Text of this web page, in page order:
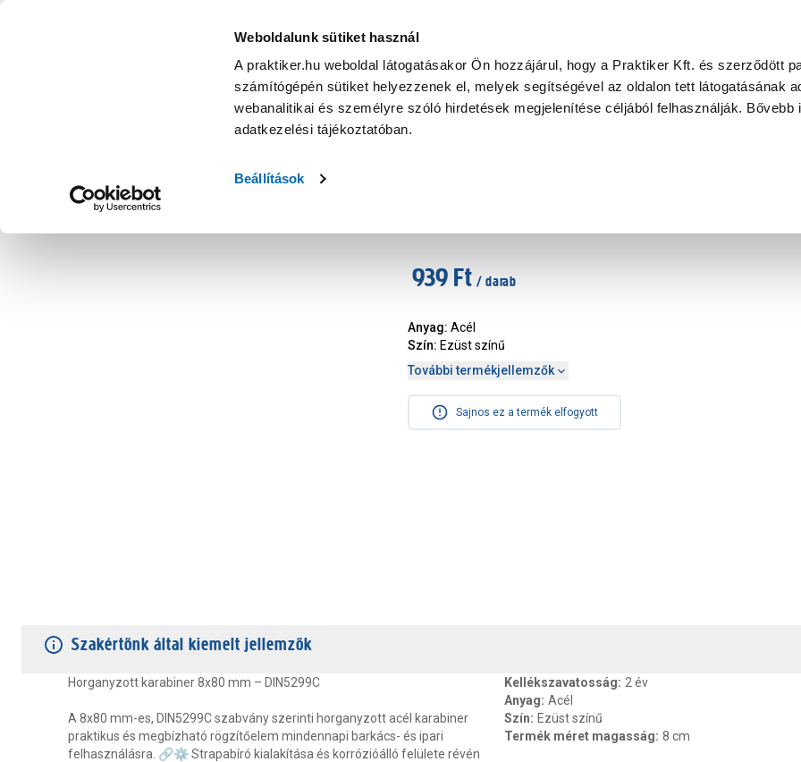
Weboldalunk sütiket használ
A praktiker.hu weboldal látogatásakor Ön hozzájárul, hogy a Praktiker Kft. és szerződött
számítógépén sütiket helyezzenek el, melyek segítségével az oldalon tett látogatásának
webanalitikai és személyre szóló hirdetések megjelenítése céljából felhasználják. Bővebb
adatkezelési tájékoztatóban.
Beállítások
KATEGÓRIÁK
Nyereményjáték Praktiker Professional Szakiajánló Ügyintézés és Információ
939 Ft / darab
Anyag: Acél
Szín: Ezüst színű
További termékjellemzők
Sajnos ez a termék elfogyott
Szakértőnk által kiemelt jellemzők
Horganyzott karabiner 8x80 mm – DIN5299C
A 8x80 mm-es, DIN5299C szabvány szerinti horganyzott acél karabiner
praktikus és megbízható rögzítőelem mindennapi barkács- és ipari
felhasználásra. 🔗⚙ Strapabíró kialakítása és korrózióálló felülete révén
Kellékszavatosság: 2 év
Anyag: Acél
Szín: Ezüst színű
Termék méret magasság: 8 cm